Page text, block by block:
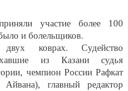
участие более 100
и болельщиков.
коврах. Судейство
из Казани судья
чемпион России Рафкат
главный редактор